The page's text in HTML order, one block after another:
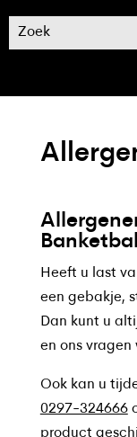
Heeft u last
een gebakje,
Dan kunt u
en ons
Ook kan u
0297-324666
product